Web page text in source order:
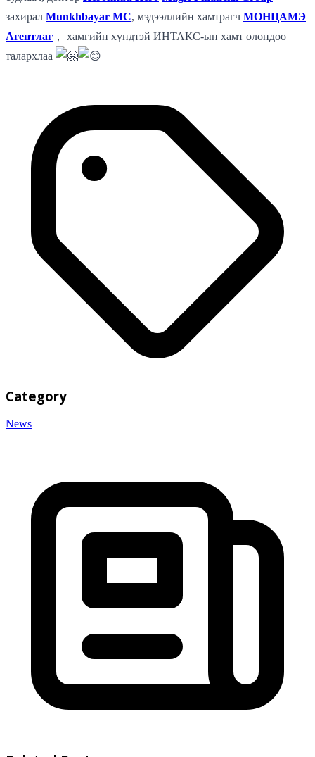
захирал Munkhbayar MC, мэдээллийн хамтрагч МОНЦАМЭ
Агентлаг ， хамгийн хүндтэй ИНТАКС-ын хамт олондоо
талархлаа
Category
News